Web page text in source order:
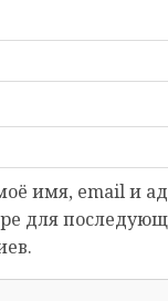
имя, email и
для